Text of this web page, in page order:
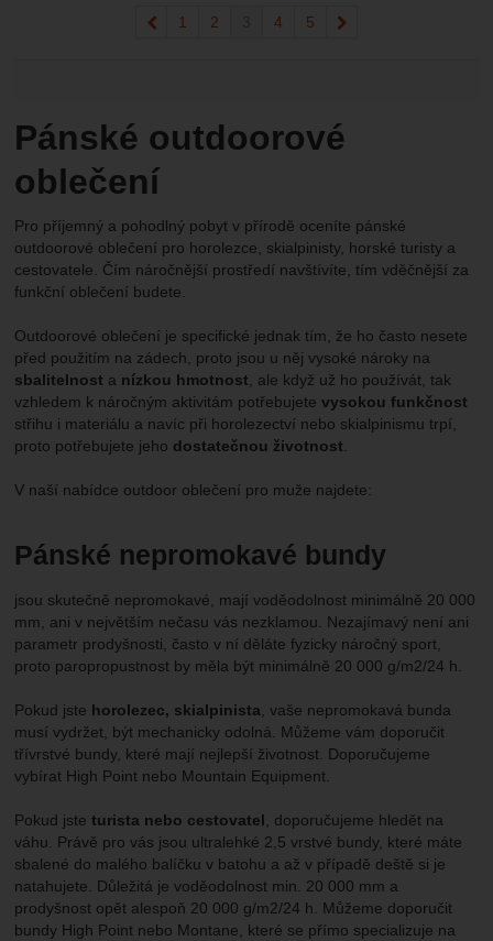
předchozí
1 2 4 5
Pánské outdoorové
oblečení
Pro příjemný a pohodlný pobyt v přírodě oceníte pánské
outdoorové oblečení pro horolezce, skialpinisty, horské turisty a
cestovatele. Čím náročnější prostředí navštívíte, tím vděčnější za
funkční oblečení budete.
Outdoorové oblečení je specifické jednak tím, že ho často nesete
před použitím na zádech, proto jsou u něj vysoké nároky na
sbalitelnost a nízkou hmotnost , ale když už ho používát, tak
vzhledem k náročným aktivitám potřebujetevysokou funkčnost
střihu i materiálu a navíc při horolezectví nebo skialpinismu trpí,
proto potřebujete jeho dostatečnou životnost
V naší nabídce outdoor oblečení pro muže najdete:
Pánské nepromokavé bundy
jsou skutečně nepromokavé, mají voděodolnost minimálně 20 000
mm, ani v největším nečasu vás nezklamou. Nezajímavý není ani
parametr prodyšnosti, často v ní děláte fyzicky náročný sport,
proto paropropustnost by měla být minimálně 20 000 g/m2/24 h.
Pokud jste horolezec, skialpinista , vaše nepromokavá bunda
musí vydržet, být mechanicky odolná. Můžeme vám doporučit
třívrstvé bundy, které mají nejlepší životnost. Doporučujeme
vybírat High Point nebo Mountain Equipment.
Pokud jsteturista nebo cestovatel , doporučujeme hledět na
váhu. Právě pro vás jsou ultralehké 2,5 vrstvé bundy, které máte
sbalené do malého balíčku v batohu a až v případě deště si je
natahujete. Důležitá je voděodolnost min. 20 000 mm a
prodyšnost opět alespoň 20 000 g/m2/24 h. Můžeme doporučit
bundy High Point nebo Montane, které se přímo specializuje na